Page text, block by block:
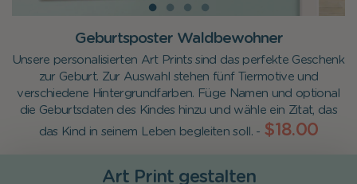
Geburtsposter Waldbewohner
Unsere personalisierten Art Prints sind das perfekte Geschenk
zur Geburt. Zur Auswahl stehen fünf Tiermotive und
verschiedene Hintergrundfarben. Füge Namen und optional
die Geburtsdaten des Kindes hinzu und wähle ein Zitat, das
das Kind in seinem Leben begleiten soll. - $18.00
Art Print gestalten